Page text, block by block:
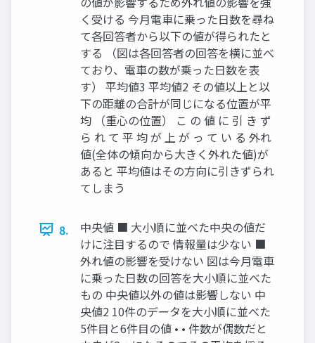
く受ける 今月電車に乗った日数を尋ね
て各回答者から以下の値が得られたと
する （図は各回答者の回答を横に並べ
ており、電車の数が乗った日数を表
す） 平均値3 平均値2 その値以上と以
下の距離の合計が同じになる位置が平
均 （重心の位置） こ の 値 に 引 き ず
ら れ て 平 均 が 上 が っ て い る 外れ
値(全体の傾向から大きく外れた値)が
あると 平均値はその方向に引きずられ
てしまう
8.
中央値 ■ 大小順に並べた中央の値だ
けに注目するので 情報量は少ない ■
外れ値の影響を受けない 図は今月電車
に乗った日数の回答を大小順に並べた
もの 中央値以外の値は影響しない 中
央値2 10件のデータを大小順に並べた
5件目と6件目の値 • • 件数が偶数だと